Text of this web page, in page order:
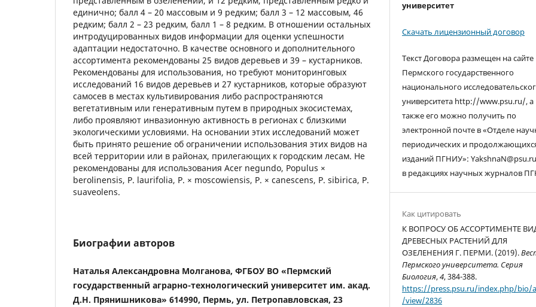
единично; балл 4 – 20 массовым и 9 редким; балл 3 – 12 массовым, 46
редким; балл 2 – 23 редким, балл 1 – 8 редким. В отношении остальных
интродуцированных видов информации для оценки успешности
адаптации недостаточно. В качестве основного и дополнительного
ассортимента рекомендованы 25 видов деревьев и 39 – кустарников.
Рекомендованы для использования, но требуют мониторинговых
исследований 16 видов деревьев и 27 кустарников, которые образуют
самосев в местах культивирования либо распространяются
вегетативным или генеративным путем в природных экосистемах,
либо проявляют инвазионную активность в регионах с близкими
экологическими условиями. На основании этих исследований может
быть принято решение об ограничении использования этих видов на
всей территории или в районах, прилегающих к городским лесам. Не
рекомендованы для использования Acer negundo, Populus ×
berolinensis, P. laurifolia, P. × moscowiensis, P. × canescens, P. sibirica, P.
suaveolens.
Биографии авторов
Наталья Александровна Молганова, ФГБОУ ВО «Пермский
государственный аграрно-технологический университет им. акад.
Д.Н. Прянишникова» 614990, Пермь, ул. Петропавловская, 23
университет
Скачать лицензионный договор
Текст Договора размещен на сайте
Пермского государственного
национального
университета http://www.psu.ru/, а
также его можно получить по
электронной почте в «Отделе
периодических и
изданий ПГНИУ»:
в редакциях научных журналов
Как цитировать
К ВОПРОСУ ОБ АССОРТИМЕНТЕ
ДРЕВЕСНЫХ РАСТЕНИЙ ДЛЯ
ОЗЕЛЕНЕНИЯ Г. ПЕРМИ. (2019).
Пермского университета. Серия
Биология,4, 384-388.
https://press.psu.ru/index.php/bio/
/view/2836